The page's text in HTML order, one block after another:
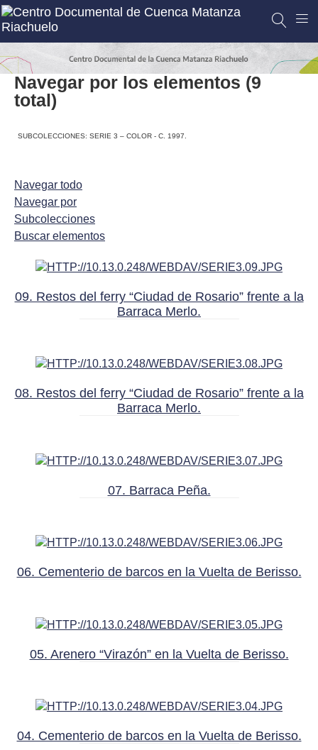
Navegar por los elementos (9
total)
SUBCOLECCIONES: SERIE 3 – COLOR - C. 1997.
Navegar todo
Navegar por
Subcolecciones
Buscar elementos
09. Restos del ferry “Ciudad de Rosario” frente a la
Barraca Merlo.
08. Restos del ferry “Ciudad de Rosario” frente a la
Barraca Merlo.
07. Barraca Peña.
06. Cementerio de barcos en la Vuelta de Berisso.
05. Arenero “Virazón” en la Vuelta de Berisso.
04. Cementerio de barcos en la Vuelta de Berisso.